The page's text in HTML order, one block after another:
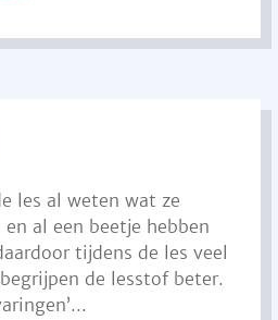
les al weten wat ze
al een beetje hebben
tijdens de les veel
de lesstof beter.